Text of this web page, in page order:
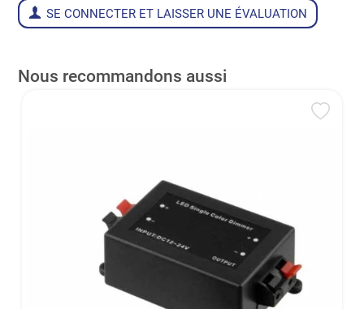
SE CONNECTER ET LAISSER UNE ÉVALUATION
Nous recommandons aussi